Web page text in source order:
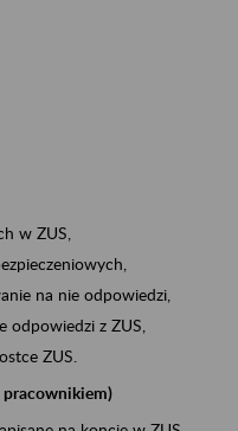
w ZUS,
na nie odpowiedzi,
odpowiedzi z ZUS,
ZUS.
pracownikiem)